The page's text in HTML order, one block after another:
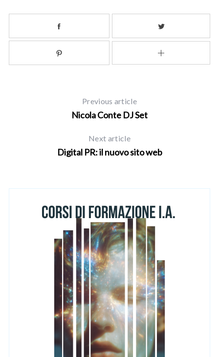
Previous article
Nicola Conte DJ Set
Next article
Digital PR: il nuovo sito web
: